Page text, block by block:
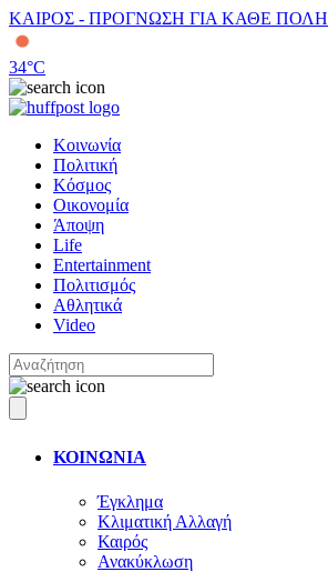
ΚΑΙΡΟΣ - ΠΡΟΓΝΩΣΗ ΓΙΑ ΚΑΘΕ ΠΟΛΗ
34°C
Κοινωνία
Πολιτική
Κόσμος
Οικονομία
Άποψη
Life
Entertainment
Πολιτισμός
Αθλητικά
Video
ΚΟΙΝΩΝΙΑ
Έγκλημα
Κλιματική Αλλαγή
Καιρός
Ανακύκλωση